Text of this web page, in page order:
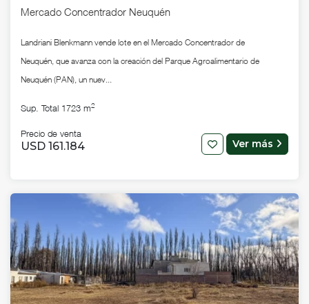
Mercado Concentrador Neuquén
Landriani Blenkmann vende lote en el Mercado Concentrador de
Neuquén, que avanza con la creación del Parque Agroalimentario de
Neuquén (PAN), un nuev...
Sup. Total 1723 m2
Precio de venta
USD 161.184 Ver más